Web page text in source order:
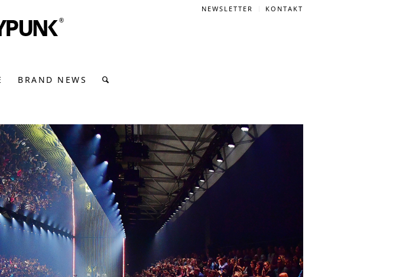
NEWSLETTER KONTAKT
BRAND NEWS